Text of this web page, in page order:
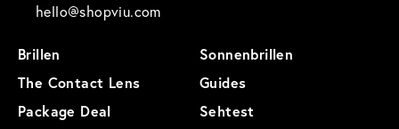
hello@shopviu.com
Brillen
Sonnenbrillen
The Contact Lens
Guides
Package Deal
Sehtest